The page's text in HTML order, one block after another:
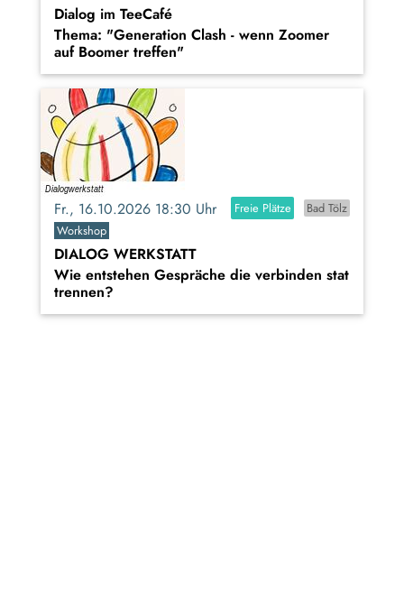
Dialog im TeeCafé
Thema: "Generation Clash - wenn Zoomer
auf Boomer treffen"
Fr., 16.10.2026 18:30 Uhr Freie Plätze
Bad Tölz
Workshop
DIALOG WERKSTATT
Wie entstehen Gespräche die verbinden stat
trennen?